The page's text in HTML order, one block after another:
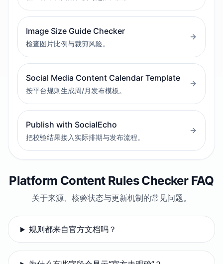
Image Size Guide Checker
检查图片比例与裁剪风险。
Social Media Content Calendar Template
按平台规则生成周/月发布模板。
Publish with SocialEcho
把校验结果接入实际排期与发布流程。
Platform Content Rules Checker FAQ
关于来源、核验状态与更新机制的常见问题。
规则都来自官方文档吗？